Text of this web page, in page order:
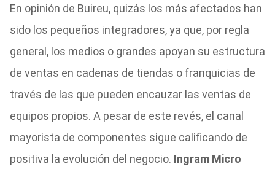
En opinión de Buireu, quizás los más afectados han
sido los pequeños integradores, ya que, por regla
general, los medios o grandes apoyan su estructura
de ventas en cadenas de tiendas o franquicias de
través de las que pueden encauzar las ventas de
equipos propios. A pesar de este revés, el canal
mayorista de componentes sigue calificando de
positiva la evolución del negocio. Ingram Micro